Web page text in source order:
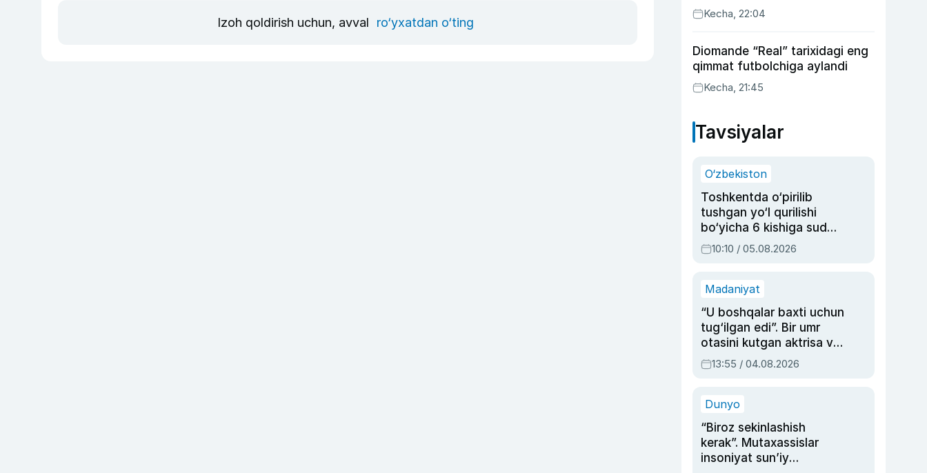
Izoh qoldirish uchun, avval ro‘yxatdan o‘ting
Kecha, 22:04
Diomande “Real” tarixidagi eng
qimmat futbolchiga aylandi
Kecha, 21:45
Tavsiyalar
O‘zbekiston
Toshkentda o‘pirilib
tushgan yo‘l qurilishi
bo‘yicha 6 kishiga sud
hukmi o‘qildi
10:10 / 05.08.2026
Madaniyat
“U boshqalar baxti uchun
tug‘ilgan edi”. Bir umr
otasini kutgan aktrisa va
dublyaj ustasi Rimma
Ahmedovaning
13:55 / 04.08.2026
Dunyo
“Biroz sekinlashish
kerak”. Mutaxassislar
insoniyat sun’iy